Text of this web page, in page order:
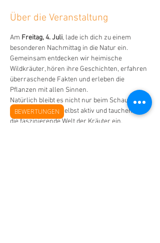
Über die Veranstaltung
Am Freitag, 4. Juli, lade ich dich zu einem
besonderen Nachmittag in die Natur ein.
Gemeinsam entdecken wir heimische
Wildkräuter, hören ihre Geschichten, erfahren
überraschende Fakten und erleben die
Pflanzen mit allen Sinnen.
Natürlich bleibt es nicht nur beim Schauen –
wir werden auch selbst aktiv und tauchen in
die faszinierende Welt der Kräuter ein.
BEWERTUNGEN